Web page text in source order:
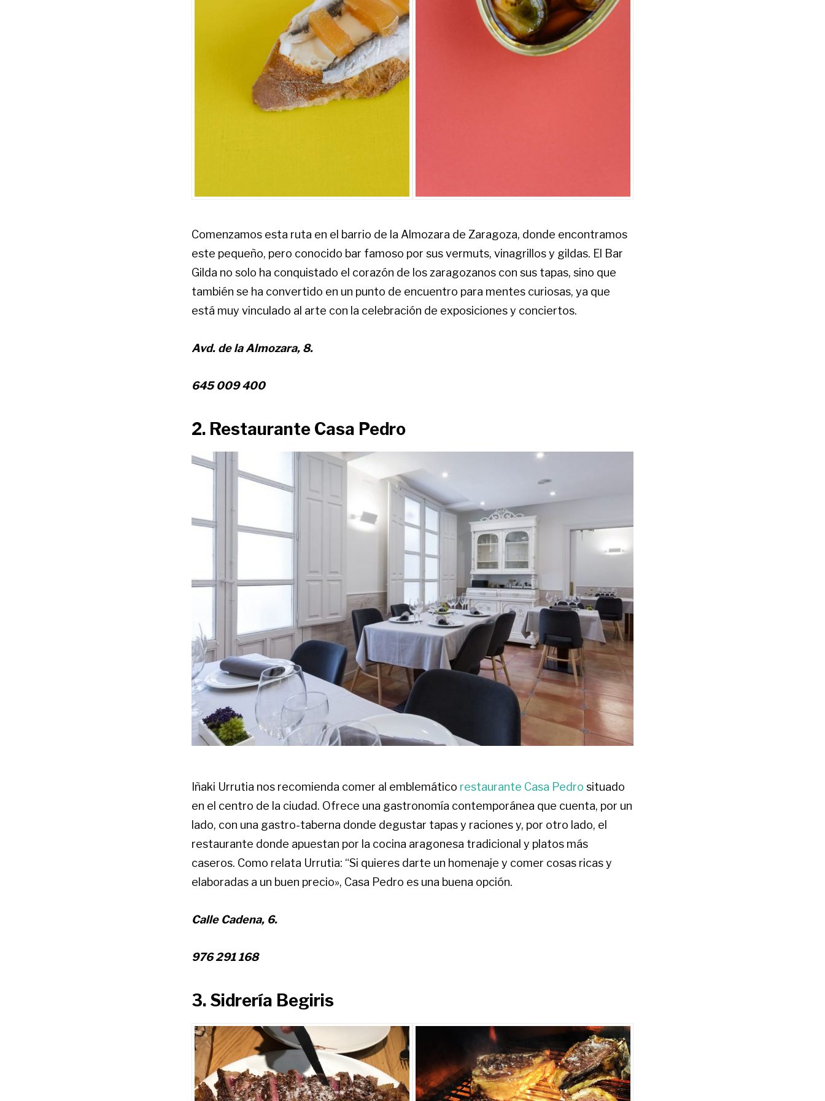
Comenzamos esta ruta en el barrio de la Almozara de Zaragoza, donde encontramos
este pequeño, pero conocido bar famoso por sus vermuts, vinagrillos y gildas. El Bar
Gilda no solo ha conquistado el corazón de los zaragozanos con sus tapas, sino que
también se ha convertido en un punto de encuentro para mentes curiosas, ya que
está muy vinculado al arte con la celebración de exposiciones y conciertos.
Avd. de la Almozara, 8.
645 009 400
2. Restaurante Casa Pedro
Iñaki Urrutia nos recomienda comer al emblemático restaurante Casa Pedro situado
en el centro de la ciudad. Ofrece una gastronomía contemporánea que cuenta, por un
lado, con una gastro-taberna donde degustar tapas y raciones y, por otro lado, el
restaurante donde apuestan por la cocina aragonesa tradicional y platos más
caseros. Como relata Urrutia: “Si quieres darte un homenaje y comer cosas ricas y
elaboradas a un buen precio», Casa Pedro es una buena opción.
Calle Cadena, 6.
976 291 168
3. Sidrería Begiris